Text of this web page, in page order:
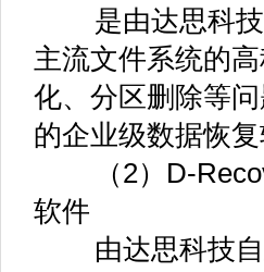
是由达思科技
主流文件系统的
化、分区删除等
的企业级数据恢复
（2）D-
软件
由达思科技自